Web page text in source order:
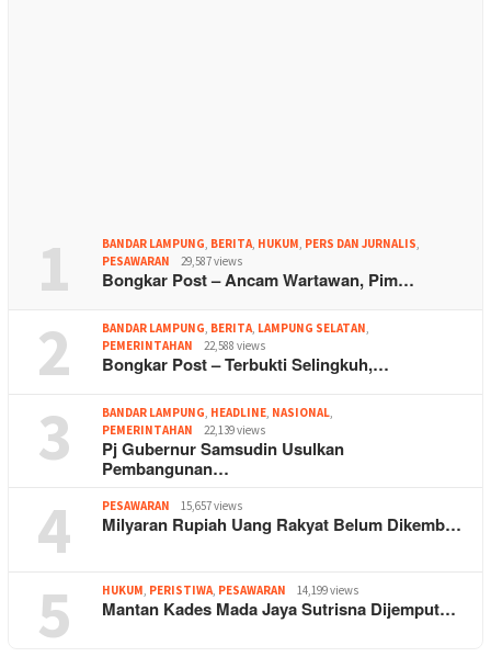
1 BANDAR LAMPUNG, BERITA, HUKUM, PERS DAN JURNALIS,
PESAWARAN
29,587 views
Bongkar Post – Ancam Wartawan, Pim…
2 BANDAR LAMPUNG, BERITA, LAMPUNG SELATAN,
PEMERINTAHAN
22,588 views
Bongkar Post – Terbukti Selingkuh,…
3 BANDAR LAMPUNG, HEADLINE, NASIONAL,
PEMERINTAHAN
22,139 views
Pj Gubernur Samsudin Usulkan
Pembangunan…
4 PESAWARAN 15,657 views
Milyaran Rupiah Uang Rakyat Belum Dikemb…
5 HUKUM, PERISTIWA, PESAWARAN 14,199 views
Mantan Kades Mada Jaya Sutrisna Dijemput…